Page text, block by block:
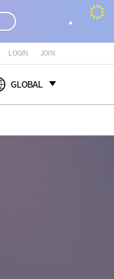
LOGIN JOIN
GLOBAL